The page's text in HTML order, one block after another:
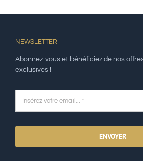
NEWSLETTER
Abonnez-vous et bénéficiez de nos
exclusives !
ENVOYER